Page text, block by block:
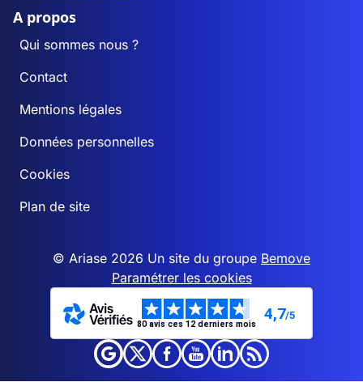
A propos
Qui sommes nous ?
Contact
Mentions légales
Données personnelles
Cookies
Plan de site
© Ariase 2026 Un site du groupe Bemove
Paramétrer les cookies
80 avis ces 12 derniers mois
4,7/5